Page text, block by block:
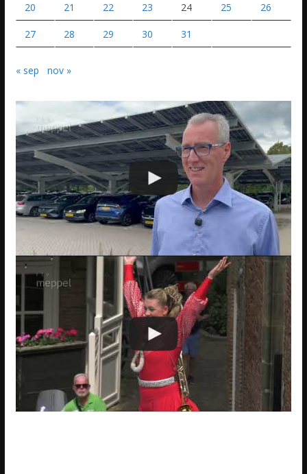
20 21 22 23 24 25 26
27 28 29 30 31
« sep nov »